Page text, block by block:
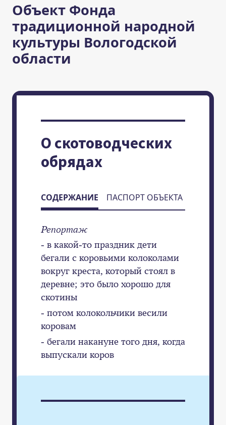
Объект Фонда
традиционной народной
культуры Вологодской
области
О скотоводческих
обрядах
СОДЕРЖАНИЕ ПАСПОРТ ОБЪЕКТА
Репортаж
- в какой-то праздник дети
бегали с коровьими колоколами
вокруг креста, который стоял в
деревне; это было хорошо для
скотины
- потом колокольчики весили
коровам
- бегали накануне того дня, когда
выпускали коров